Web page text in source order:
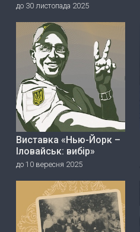
до 30 листопада 2025
Виставка «Нью-Йорк –
Іловайськ: вибір»
до 10 вересня 2025